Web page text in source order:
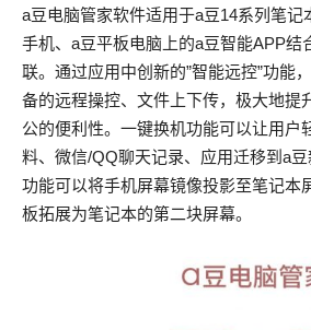
a豆电脑管家软件适用于a豆14系列笔记
手机、a豆平板电脑上的a豆智能APP结
联。通过应用中创新的”智能远控”功能
备的远程操控、文件上下传，极大地提
公的便利性。一键换机功能可以让用户
料、微信/QQ聊天记录、应用迁移到a
功能可以将手机屏幕镜像投影至笔记本
板拓展为笔记本的第二块屏幕。